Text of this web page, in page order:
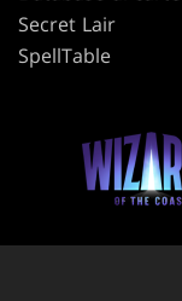
Secret Lair
SpellTable